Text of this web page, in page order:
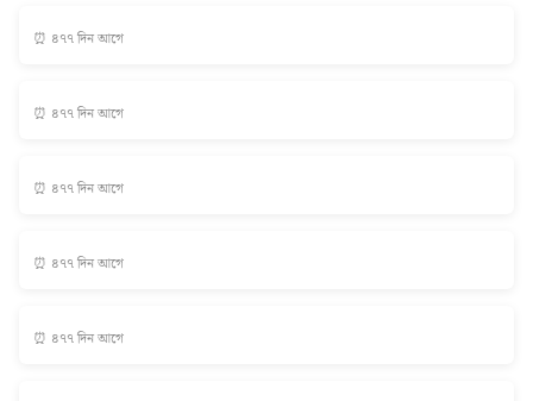
⏰ ৪৭৭ দিন আগে
⏰ ৪৭৭ দিন আগে
⏰ ৪৭৭ দিন আগে
⏰ ৪৭৭ দিন আগে
⏰ ৪৭৭ দিন আগে